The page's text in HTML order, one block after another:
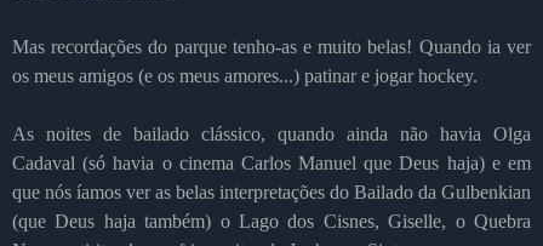
Mas recordações do parque tenho-as e muito belas! Quando ia ver
os meus amigos (e os meus amores...) patinar e jogar hockey.
As noites de bailado clássico, quando ainda não havia Olga
Cadaval (só havia o cinema Carlos Manuel que Deus haja) e em
que nós íamos ver as belas interpretações do Bailado da Gulbenkian
(que Deus haja também) o Lago dos Cisnes, Giselle, o Quebra